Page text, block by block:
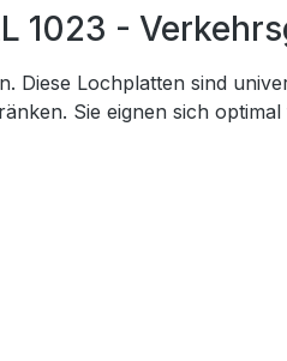
1023 -
Diese Lochplatten sind
Sie eignen sich